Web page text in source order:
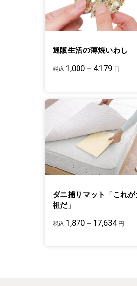
通販生活の薄焼いわし
税込 1,000－4,179 円
ダニ捕りマット「これが
祖だ」
税込 1,870－17,634 円